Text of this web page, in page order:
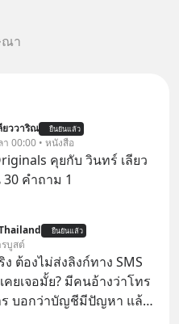
า
ยววาริณ ยืนยันแล้ว
า 00:00 • หนังสือ
คุยกับ วินทร์ เลียว
คำถาม 1
ยืนยันแล้ว
บูสต์
ต้องไม่ส่งลิงก์ทาง SMS
คยเจอมั้ย? มีคนอ้างว่าโทร
บอกว่าบัญชีมีปัญหา แล้ว